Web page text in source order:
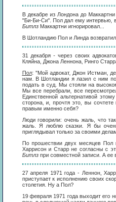
В декабре из Лондона до
"Би-Би-Си". Пол дал ему интервью,
БитлзМаккартни игнорировал...
В Шотландию Пол и Линда
31 декабря - через своих
Кляйна, Джона Леннона, Ринго
Пол: "Мой адвокат, Джон Истман,
нам. В Шотландии я лазил с ним
подать в суд. Мы стояли на
Мы все перебрали, все
Единственной альтернативой
сторона, и, прочтя это, вы
правым именно себя?
Люди говорили: очень жаль, что
жаль. Я люблю сказки. Я бы
приглядывал только за своими
По прошествии двух месяцев Пол
Харрисон и Старр не согласны с
Битлзпри совместной записи. А ее
27 апреля 1971 года - Леннон,
приступает к исполнению своих
столетия. Ну а Пол?
19 февраля 1971 года выходит его